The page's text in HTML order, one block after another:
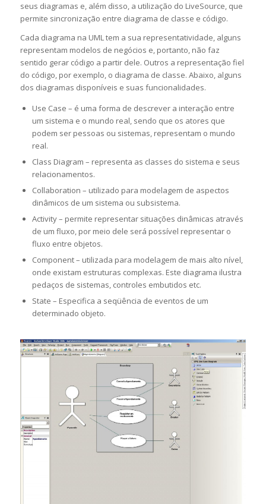
seus diagramas e, além disso, a utilização do LiveSource, que
permite sincronização entre diagrama de classe e código.
Cada diagrama na UML tem a sua representatividade, alguns
representam modelos de negócios e, portanto, não faz
sentido gerar código a partir dele. Outros a representação fiel
do código, por exemplo, o diagrama de classe. Abaixo, alguns
dos diagramas disponíveis e suas funcionalidades.
Use Case – é uma forma de descrever a interação entre
um sistema e o mundo real, sendo que os atores que
podem ser pessoas ou sistemas, representam o mundo
real.
Class Diagram – representa as classes do sistema e seus
relacionamentos.
Collaboration – utilizado para modelagem de aspectos
dinâmicos de um sistema ou subsistema.
Activity – permite representar situações dinâmicas através
de um fluxo, por meio dele será possível representar o
fluxo entre objetos.
Component – utilizada para modelagem de mais alto nível,
onde existam estruturas complexas. Este diagrama ilustra
pedaços de sistemas, controles embutidos etc.
State – Especifica a seqüência de eventos de um
determinado objeto.